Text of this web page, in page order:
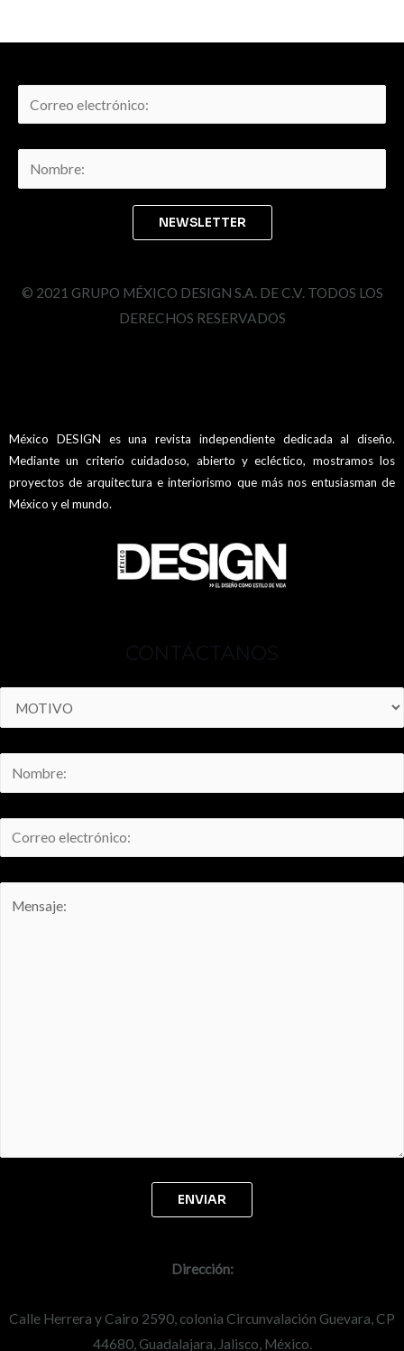
© 2021 GRUPO MÉXICO DESIGN S.A. DE C.V. TODOS LOS
DERECHOS RESERVADOS
México DESIGN es una revista independiente dedicada al diseño.
Mediante un criterio cuidadoso, abierto y ecléctico, mostramos los
proyectos de arquitectura e interiorismo que más nos entusiasman de
México y el mundo.
CONTÁCTANOS
Dirección:
Calle Herrera y Cairo 2590, colonia Circunvalación Guevara, CP
44680, Guadalajara, Jalisco, México.